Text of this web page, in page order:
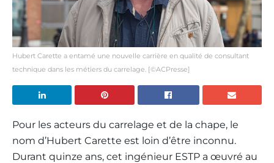
Hubert Carette a entamé une nouvelle carrière en qualité de consultant
technique dans les métiers du carrelage. [©ACPresse]
Pour les acteurs du carrelage et de la chape, le
nom d’Hubert Carette est loin d’être inconnu.
Durant quinze ans, cet ingénieur ESTP a œuvré au